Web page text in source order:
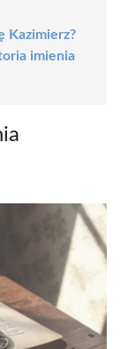
Kazimierz?
imienia